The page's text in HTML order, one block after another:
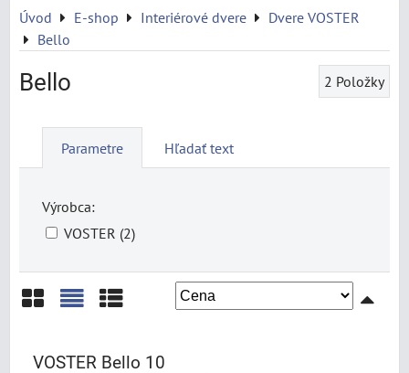
Úvod E-shop Interiérové dvere
Dvere VOSTER
Bello
Bello 2 Položky
Parametre Hľadať text
Výrobca:
VOSTER (2)
VOSTER Bello 10